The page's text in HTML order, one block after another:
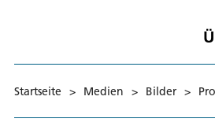
Startseite > Medien > Bilder >